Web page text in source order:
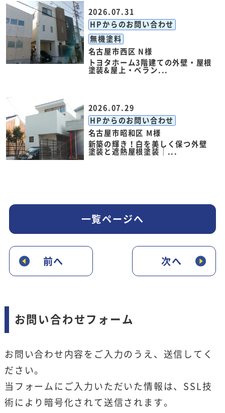
2026.07.31
HPからのお問い合わせ
無機塗料
名古屋市西区 N様
トヨタホーム3階建ての外壁・屋根
塗装&屋上・ベラン...
2026.07.29
HPからのお問い合わせ
名古屋市昭和区 M様
新築の輝き！白を美しく保つ外壁
塗装と遮熱屋根塗装｜...
前へ
一覧ページへ
次へ
お問い合わせフォーム
お問い合わせ内容をご入力のうえ、送信してく
ださい。
当フォームにご入力いただいた情報は、SSL技
術により暗号化されて送信されます。